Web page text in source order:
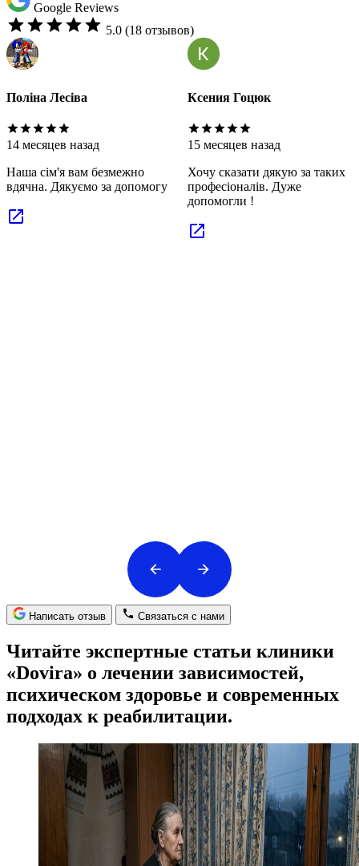
Google Reviews
5.0 (18 отзывов)
Ксения Гоцюк
15 месяцев назад
Хочу сказати дякую за таких
професіоналів. Дуже
Alla Lesiva
14 месяцев назад
Хочу щиро подякувати
клініці за професійну
допомогу в подоланні
персонал — уважний,
Написать отзыв Связаться с нами
Читайте экспертные статьи клиники
«Dovira» о лечении зависимостей,
психическом здоровье и современных
подходах к реабилитации.